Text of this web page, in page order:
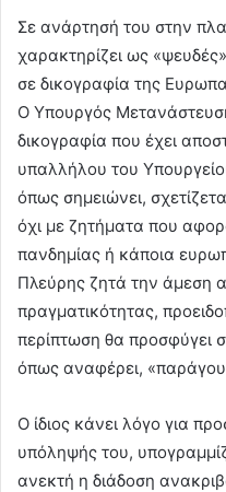
Σε ανάρτησή του στην
χαρακτηρίζει ως
σε δικογραφία της
Ο Υπουργός
δικογραφία που έχει
υπαλλήλου του
όπως σημειώνει,
όχι με ζητήματα που
πανδημίας ή κάποια
Πλεύρης ζητά την άμεση
πραγματικότητας,
περίπτωση θα προσφύγει
όπως αναφέρει,
Ο ίδιος κάνει λόγο για
υπόληψής του,
ανεκτή η διάδοση